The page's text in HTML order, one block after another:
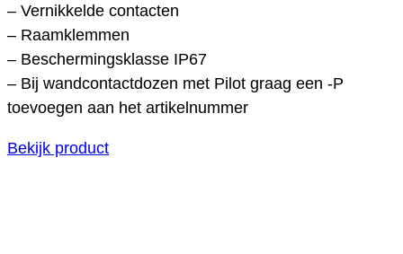
– Vernikkelde contacten
– Raamklemmen
– Beschermingsklasse IP67
– Bij wandcontactdozen met Pilot graag een -P
toevoegen aan het artikelnummer
Bekijk product